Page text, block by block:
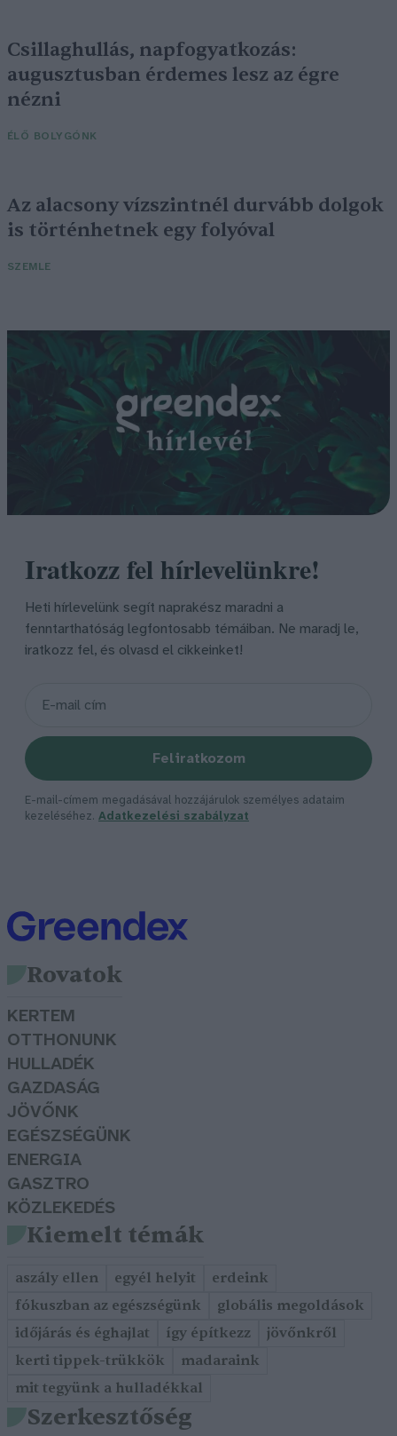
Csillaghullás, napfogyatkozás:
augusztusban érdemes lesz az égre
nézni
ÉLŐ BOLYGÓNK
Az alacsony vízszintnél durvább dolgok
is történhetnek egy folyóval
SZEMLE
Iratkozz fel hírlevelünkre!
Heti hírlevelünk segít naprakész maradni a
fenntarthatóság legfontosabb témáiban. Ne maradj le,
iratkozz fel, és olvasd el cikkeinket!
Feliratkozom
E-mail-címem megadásával hozzájárulok személyes adataim
kezeléséhez. Adatkezelési szabályzat
Rovatok
KERTEM
OTTHONUNK
HULLADÉK
GAZDASÁG
JÖVŐNK
EGÉSZSÉGÜNK
ENERGIA
GASZTRO
KÖZLEKEDÉS
Kiemelt témák
aszály ellen egyél helyit
erdeink
fókuszban az egészségünk
globális megoldások
időjárás és éghajlat
így építkezz
jövőnkről
kerti tippek-trükkök
madaraink
mit tegyünk a hulladékkal
Szerkesztőség